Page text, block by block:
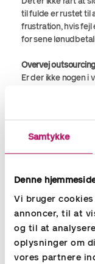
Samtykke
Denne
Vi bruger
annoncer, til at
og til at
oplysninger om
vores partnere
til fulde er rustet til
frustration, hvis
for sene
Overvej outsourcing
Er der ikke nogen i
med problemfri
opsparede
enkeltes afholdte
vores
den gældende
Skal vi give et
Kontakt os i dag
Læs mere om